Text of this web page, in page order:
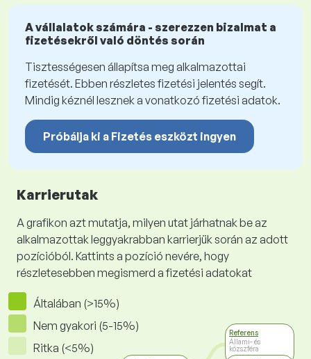
A vállalatok számára - szerezzen bizalmat a
fizetésekről való döntés során
Tisztességesen állapítsa meg alkalmazottai
fizetését. Ebben részletes fizetési jelentés segít.
Mindig kéznél lesznek a vonatkozó fizetési adatok.
Próbálja ki a Fizetés eszközt ingyen
Karrierutak
A grafikon azt mutatja, milyen utat járhatnak be az
alkalmazottak leggyakrabban karrierjük során az adott
pozícióból. Kattints a pozíció nevére, hogy
részletesebben megismerd a fizetési adatokat
Általában (>15%)
Nem gyakori (5-15%)
Ritka (<5%)
Referens
Állami- és
közszféra